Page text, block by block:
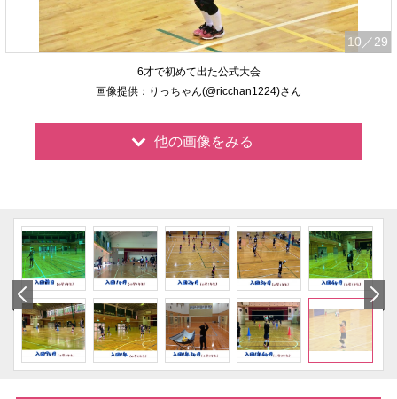
10 ／29
6才で初めて出た公式大会
画像提供：りっちゃん(@ricchan1224)さん
他の画像をみる